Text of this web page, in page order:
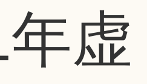
虚